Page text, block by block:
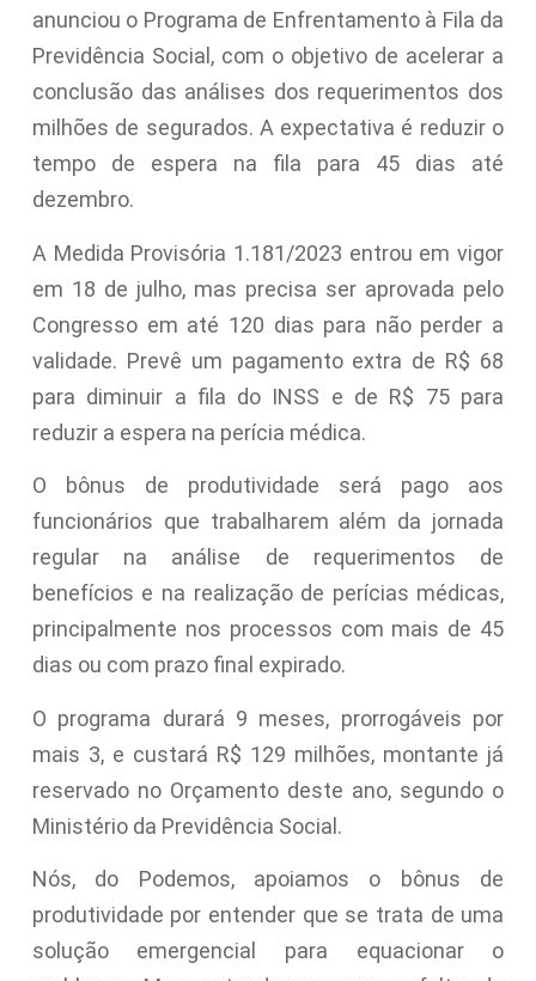
anunciou o Programa de Enfrentamento à Fila da
Previdência Social, com o objetivo de acelerar a
conclusão das análises dos requerimentos dos
milhões de segurados. A expectativa é reduzir o
tempo de espera na fila para 45 dias até
dezembro.
A Medida Provisória 1.181/2023 entrou em vigor
em 18 de julho, mas precisa ser aprovada pelo
Congresso em até 120 dias para não perder a
validade. Prevê um pagamento extra de R$ 68
para diminuir a fila do INSS e de R$ 75 para
reduzir a espera na perícia médica.
O bônus de produtividade será pago aos
funcionários que trabalharem além da jornada
regular na análise de requerimentos de
benefícios e na realização de perícias médicas,
principalmente nos processos com mais de 45
dias ou com prazo final expirado.
O programa durará 9 meses, prorrogáveis por
mais 3, e custará R$ 129 milhões, montante já
reservado no Orçamento deste ano, segundo o
Ministério da Previdência Social.
Nós, do Podemos, apoiamos o bônus de
produtividade por entender que se trata de uma
solução emergencial para equacionar o